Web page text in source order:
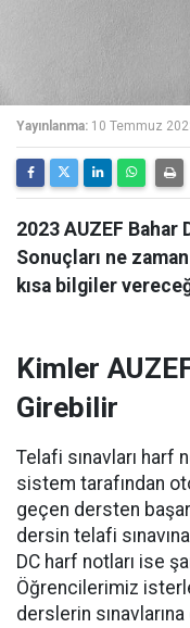
Yayınlanma: 10 Temmuz
2023 AUZEF Bahar
Sonuçları ne
kısa bilgiler
Kimler
Girebilir
Telafi sınavları harf
sistem tarafından
geçen dersten
dersin telafi
DC harf notları ise
Öğrencilerimiz
derslerin